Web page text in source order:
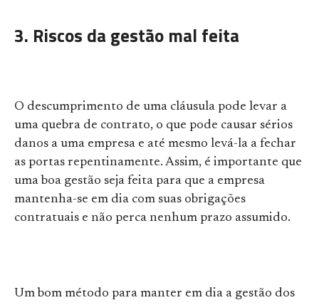
3. Riscos da gestão mal feita
O descumprimento de uma cláusula pode levar a
uma quebra de contrato, o que pode causar sérios
danos a uma empresa e até mesmo levá-la a fechar
as portas repentinamente. Assim, é importante que
uma boa gestão seja feita para que a empresa
mantenha-se em dia com suas obrigações
contratuais e não perca nenhum prazo assumido.
Um bom método para manter em dia a gestão dos